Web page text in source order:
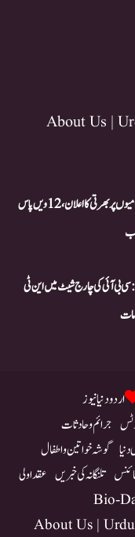
About Us |
IOCL میں 433 اپرنٹس آسامیوں پر بھرتی کا اعلان، 12ویں پاس
لیک کیس: سی بی آئی کی چارج شیٹ میں این ٹی
اردو دنیا نیوز
جرائم و حادثات
دنیا گوشہ خواتین و اطفال
تلنگانہ کی خبریں عقد اولی
Bio-
About Us |